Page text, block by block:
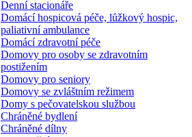
Denní stacionáře
Domácí hospicová péče, lůžkový hospic,
paliativní ambulance
Domácí zdravotní péče
Domovy pro osoby se zdravotním
postižením
Domovy pro seniory
Domovy se zvláštním režimem
Domy s pečovatelskou službou
Chráněné bydlení
Chráněné dílny